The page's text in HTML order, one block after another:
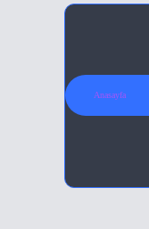
Anasayfa